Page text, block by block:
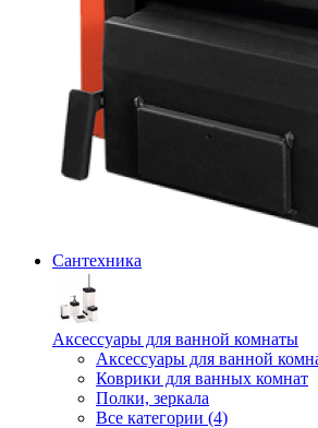
Сантехника
Аксессуары для ванной комнаты
Аксессуары для ванной
Коврики для ванных комнат
Полки, зеркала
Все категории (4)